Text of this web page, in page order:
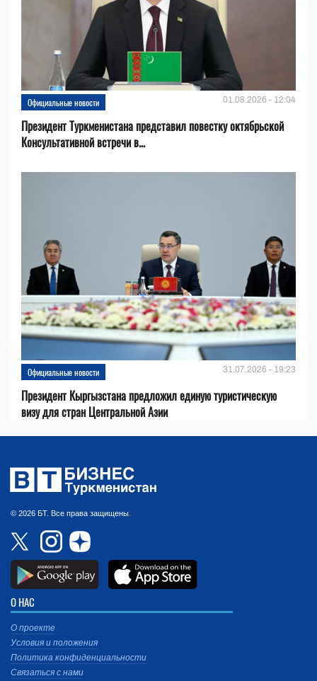
Официальные новости 01.08.2026 - 12:04
Президент Туркменистана представил повестку октябрьской
Консультативной встречи в...
Официальные новости 31.07.2026 - 19:23
Президент Кыргызстана предложил единую туристическую
визу для стран Центральной Азии
© 2026 БТ. Все права защищены.
О НАС
О проекте
Условия и положения
Политика конфиденциальности
Связаться с нами